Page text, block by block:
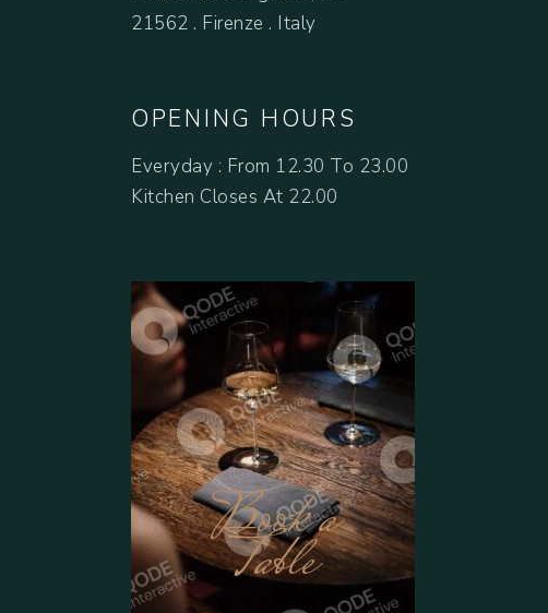
21562 . Firenze . Italy
OPENING HOURS
Everyday : From 12.30 To 23.00
Kitchen Closes At 22.00
Book a
Table